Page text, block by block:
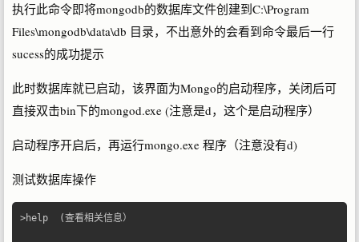
执行此命令即将mongodb的数据库文件创建到C:\Program
Files\mongodb\data\db 目录，不出意外的会看到命令最后一行
sucess的成功提示
此时数据库就已启动，该界面为Mongo的启动程序，关闭后可
直接双击bin下的mongod.exe (注意是d，这个是启动程序）
启动程序开启后，再运行mongo.exe 程序（注意没有d)
测试数据库操作
>help (查看相关信息）